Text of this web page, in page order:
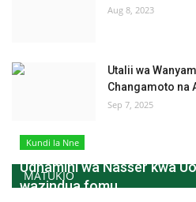
Aug 8, 2023
Utalii wa
Changamoto na
Sep 7, 2025
MATUKIO
Kundi la Nne
Udhamini wa Nasser kwa
wazindua fomu...